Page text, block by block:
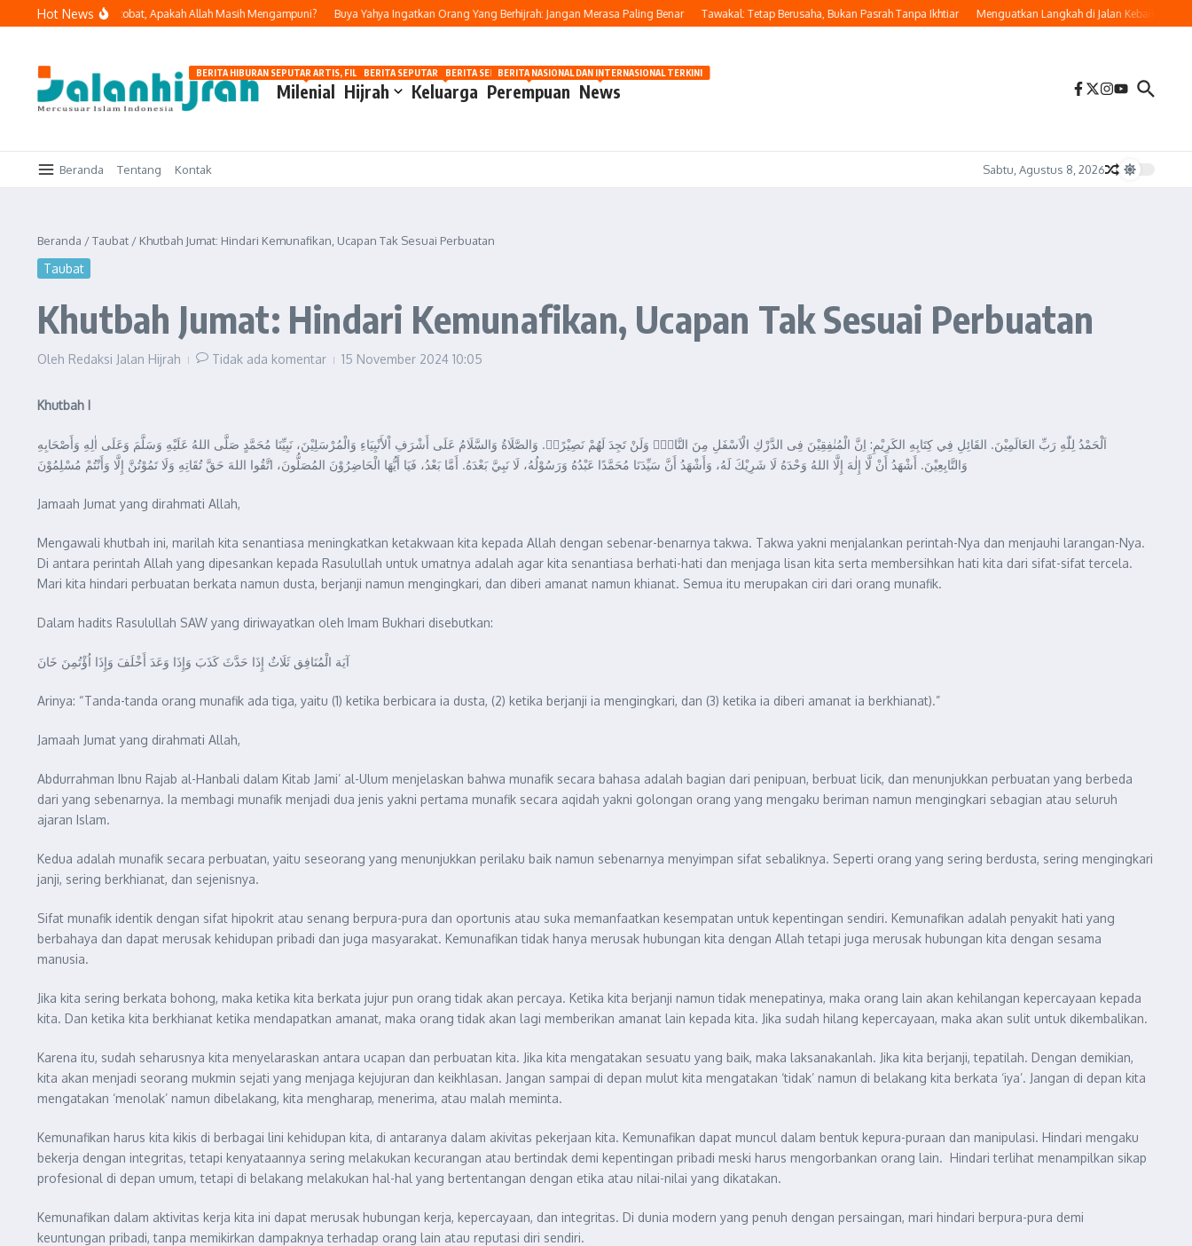
Lewati ke konten
Hot News
Dosa dan Bertobat, Apakah Allah Masih Mengampuni? Buya Yahya Ingatkan Orang Yang Berhijrah: Jangan Merasa Paling Benar Tawakal: Tetap Berusaha, Bukan Pasrah Tanpa Ikhtiar Menguatkan Langkah di Jalan Kebaikan
Milenial
BERITA HIBURAN SEPUTAR ARTIS, FILM, DAN GOSIP
Hijrah Keluarga
BERITA SEPUTAR OTOMOTIF HARI INI
Perempuan
BERITA SEPUTAR KECANTIKAN WANITA
News
BERITA NASIONAL DAN INTERNASIONAL TERKINI
Beranda Tentang Kontak Sabtu, Agustus 8, 2026
Beranda /Taubat / Khutbah Jumat: Hindari Kemunafikan, Ucapan Tak Sesuai Perbuatan
Taubat
Khutbah Jumat: Hindari Kemunafikan, Ucapan Tak Sesuai Perbuatan
Oleh Redaksi Jalan Hijrah Tidak ada komentar 15 November 2024 10:05
Khutbah I
اَلْحَمْدُ لِلّٰهِ رَبِّ العَالَمِيْنَ. القَائِلِ فِي كِتَابِهِ الكَرِيْمِ: اِنَّ الْمُنٰفِقِيْنَ فِى الدَّرْكِ الْاَسْفَلِ مِنَ النَّارِۚ وَلَنْ تَجِدَ لَهُمْ نَصِيْرًاۙ. وَالصَّلَاةُ وَالسَّلَامُ عَلَى أَشْرَفِ اْلأَنْبِيَاءِ وَالْمُرْسَلِيْنَ، نَبِيِّنَا مُحَمَّدٍ صَلَّى اللهُ عَلَيْهِ وَسَلَّمَ وَعَلَى اٰلِهِ وَأَصْحَابِهِ
وَالتَّابِعِيْنَ. أَشْهَدُ أَنْ لَّا إِلٰهَ إِلَّا اللهُ وَحْدَهُ لَا شَرِيْكَ لَهُ، وَأَشْهَدُ أَنَّ سَيِّدَنَا مُحَمَّدًا عَبْدُهُ وَرَسُوْلُهُ، لَا نَبِيَّ بَعْدَهُ. أَمَّا بَعْدُ، فَيَا أَيُّهَا الْحَاضِرُوْنَ المُصَلُّونَ، اتَّقُوا اللهَ حَقَّ تُقَاتِهِ وَلَا تَمُوْتُنَّ إِلَّا وَأَنْتُمْ مُسْلِمُوْنَ
Jamaah Jumat yang dirahmati Allah,
Mengawali khutbah ini, marilah kita senantiasa meningkatkan ketakwaan kita kepada Allah dengan sebenar-benarnya takwa. Takwa yakni menjalankan perintah-Nya dan menjauhi larangan-Nya.
Di antara perintah Allah yang dipesankan kepada Rasulullah untuk umatnya adalah agar kita senantiasa berhati-hati dan menjaga lisan kita serta membersihkan hati kita dari sifat-sifat tercela.
Mari kita hindari perbuatan berkata namun dusta, berjanji namun mengingkari, dan diberi amanat namun khianat. Semua itu merupakan ciri dari orang munafik.
Dalam hadits Rasulullah SAW yang diriwayatkan oleh Imam Bukhari disebutkan:
آيَة الْمُنَافِق ثَلَاثٌ إِذَا حَدَّثَ كَذَبَ وَإِذَا وَعَدَ أَخْلَفَ وَإِذَا اُؤْتُمِنَ خَانَ
Arinya: “Tanda-tanda orang munafik ada tiga, yaitu (1) ketika berbicara ia dusta, (2) ketika berjanji ia mengingkari, dan (3) ketika ia diberi amanat ia berkhianat).”
Jamaah Jumat yang dirahmati Allah,
Abdurrahman Ibnu Rajab al-Hanbali dalam Kitab Jami’ al-Ulum menjelaskan bahwa munafik secara bahasa adalah bagian dari penipuan, berbuat licik, dan menunjukkan perbuatan yang berbeda
dari yang sebenarnya. Ia membagi munafik menjadi dua jenis yakni pertama munafik secara aqidah yakni golongan orang yang mengaku beriman namun mengingkari sebagian atau seluruh
ajaran Islam.
Kedua adalah munafik secara perbuatan, yaitu seseorang yang menunjukkan perilaku baik namun sebenarnya menyimpan sifat sebaliknya. Seperti orang yang sering berdusta, sering mengingkari
janji, sering berkhianat, dan sejenisnya.
Sifat munafik identik dengan sifat hipokrit atau senang berpura-pura dan oportunis atau suka memanfaatkan kesempatan untuk kepentingan sendiri. Kemunafikan adalah penyakit hati yang
berbahaya dan dapat merusak kehidupan pribadi dan juga masyarakat. Kemunafikan tidak hanya merusak hubungan kita dengan Allah tetapi juga merusak hubungan kita dengan sesama
manusia.
Jika kita sering berkata bohong, maka ketika kita berkata jujur pun orang tidak akan percaya. Ketika kita berjanji namun tidak menepatinya, maka orang lain akan kehilangan kepercayaan kepada
kita. Dan ketika kita berkhianat ketika mendapatkan amanat, maka orang tidak akan lagi memberikan amanat lain kepada kita. Jika sudah hilang kepercayaan, maka akan sulit untuk dikembalikan.
Karena itu, sudah seharusnya kita menyelaraskan antara ucapan dan perbuatan kita. Jika kita mengatakan sesuatu yang baik, maka laksanakanlah. Jika kita berjanji, tepatilah. Dengan demikian,
kita akan menjadi seorang mukmin sejati yang menjaga kejujuran dan keikhlasan. Jangan sampai di depan mulut kita mengatakan ‘tidak’ namun di belakang kita berkata ‘iya’. Jangan di depan kita
mengatakan ‘menolak’ namun dibelakang, kita mengharap, menerima, atau malah meminta.
Kemunafikan harus kita kikis di berbagai lini kehidupan kita, di antaranya dalam akivitas pekerjaan kita. Kemunafikan dapat muncul dalam bentuk kepura-puraan dan manipulasi. Hindari mengaku
bekerja dengan integritas, tetapi kenyataannya sering melakukan kecurangan atau bertindak demi kepentingan pribadi meski harus mengorbankan orang lain. Hindari terlihat menampilkan sikap
profesional di depan umum, tetapi di belakang melakukan hal-hal yang bertentangan dengan etika atau nilai-nilai yang dikatakan.
Kemunafikan dalam aktivitas kerja kita ini dapat merusak hubungan kerja, kepercayaan, dan integritas. Di dunia modern yang penuh dengan persaingan, mari hindari berpura-pura demi
keuntungan pribadi, tanpa memikirkan dampaknya terhadap orang lain atau reputasi diri sendiri.